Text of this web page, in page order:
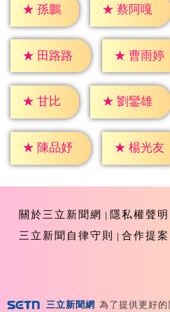
★ 孫鵬 ★ 蔡阿嘎
★ 田路路 ★ 曹雨婷
★ 甘比 ★ 劉鑾雄
★ 陳品妤 ★ 楊光友
關於三立新聞網
隱私權聲明
三立新聞自律守則
合作提案
三立新聞網 為了提供更好